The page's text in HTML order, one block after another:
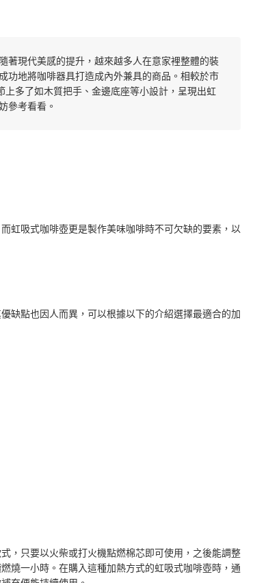
著現代美感的提升，越來越多人在意家裡整體的裝
功地將咖啡器具打造成內外兼具的商品。相較於市
多了如木質把手、金邊底座等小設計，呈現出虹
參考看看。
虹吸式咖啡壺更是製作美味咖啡時不可欠缺的要素，以
缺點也因人而異，可以根據以下的介紹選擇最適合的加
，只要以火柴或打火機點燃棉芯即可使用，之後能調整
燒一小時。在購入這種加熱方式的虹吸式咖啡壺時，通